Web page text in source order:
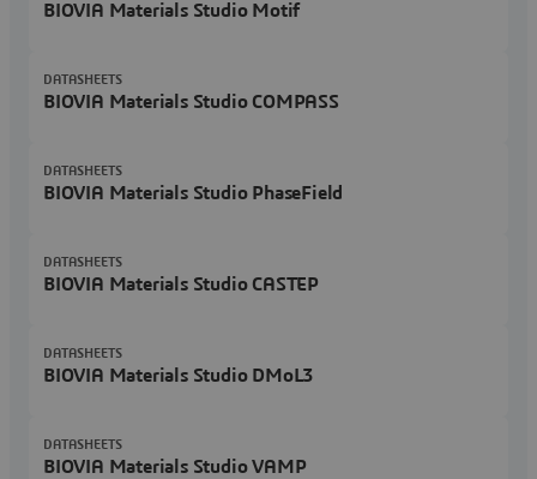
BIOVIA Materials Studio Motif
BIOVIA Materials Studio COMPASS
DATASHEETS
BIOVIA Materials Studio PhaseField
DATASHEETS
BIOVIA Materials Studio CASTEP
DATASHEETS
BIOVIA Materials Studio DMoL3
DATASHEETS
BIOVIA Materials Studio VAMP
DATASHEETS